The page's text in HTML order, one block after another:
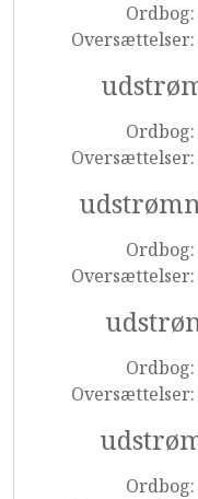
Ordbog:
Oversættelser:
Ordbog:
Oversættelser:
Ordbog:
Oversættelser:
Ordbog:
Oversættelser:
Ordbog: